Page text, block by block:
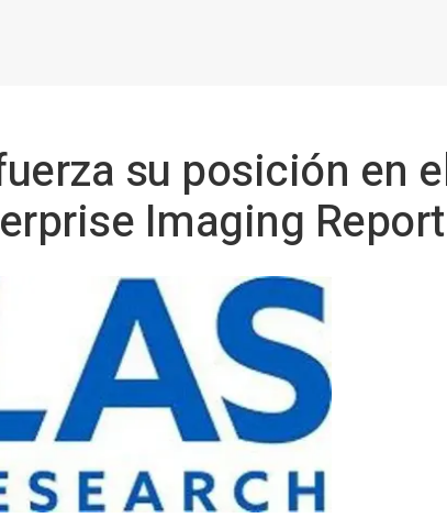
su posición en
Imaging